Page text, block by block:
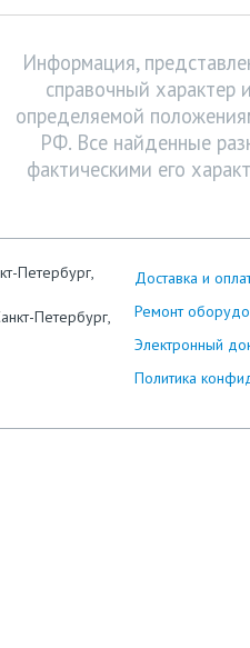
Информация,
справочный характер
определяемой
РФ. Все найденные
фактическими его
Петербург,
Петербург,
Доставка и
Ремонт
Электронный
Политика